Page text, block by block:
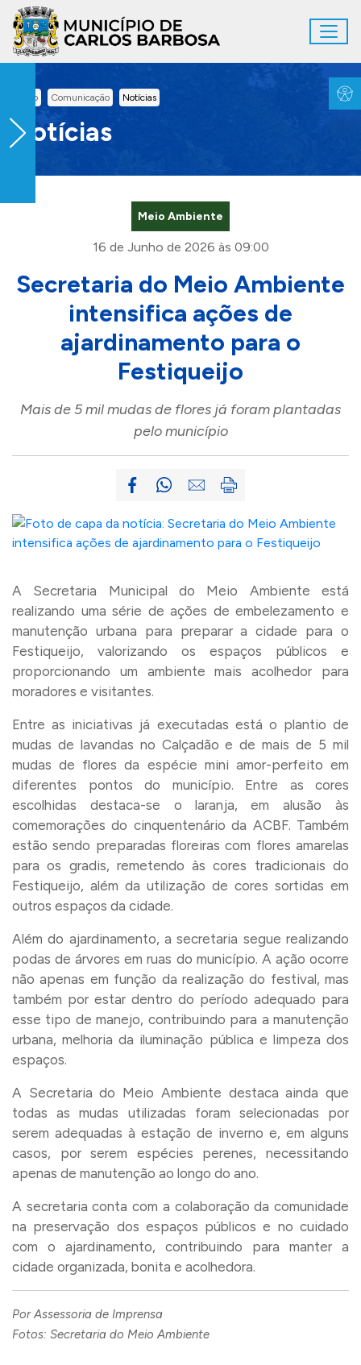
Ir para conteúdo principal
Inicio Comunicação Notícias
Notícias
Meio Ambiente
16 de Junho de 2026 às 09:00
Secretaria do Meio Ambiente
intensifica ações de
ajardinamento para o
Festiqueijo
Mais de 5 mil mudas de flores já foram plantadas
pelo município
A Secretaria Municipal do Meio Ambiente está
realizando uma série de ações de embelezamento e
manutenção urbana para preparar a cidade para o
Festiqueijo, valorizando os espaços públicos e
proporcionando um ambiente mais acolhedor para
moradores e visitantes.
Entre as iniciativas já executadas está o plantio de
mudas de lavandas no Calçadão e de mais de 5 mil
mudas de flores da espécie mini amor-perfeito em
diferentes pontos do município. Entre as cores
escolhidas destaca-se o laranja, em alusão às
comemorações do cinquentenário da ACBF. Também
estão sendo preparadas floreiras com flores amarelas
para os gradis, remetendo às cores tradicionais do
Festiqueijo, além da utilização de cores sortidas em
outros espaços da cidade.
Além do ajardinamento, a secretaria segue realizando
podas de árvores em ruas do município. A ação ocorre
não apenas em função da realização do festival, mas
também por estar dentro do período adequado para
esse tipo de manejo, contribuindo para a manutenção
urbana, melhoria da iluminação pública e limpeza dos
espaços.
A Secretaria do Meio Ambiente destaca ainda que
todas as mudas utilizadas foram selecionadas por
serem adequadas à estação de inverno e, em alguns
casos, por serem espécies perenes, necessitando
apenas de manutenção ao longo do ano.
A secretaria conta com a colaboração da comunidade
na preservação dos espaços públicos e no cuidado
com o ajardinamento, contribuindo para manter a
cidade organizada, bonita e acolhedora.
Por Assessoria de Imprensa
Fotos: Secretaria do Meio Ambiente